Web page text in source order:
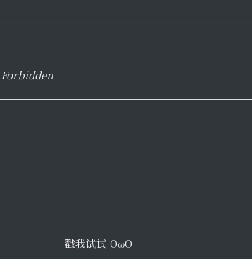
Forbidden
戳我试试 OωO